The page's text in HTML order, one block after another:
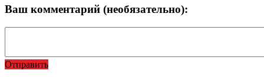
Ваш комментарий (необязательно):
Отправить